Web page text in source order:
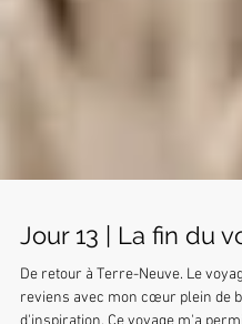
Jour 13 | La fin du